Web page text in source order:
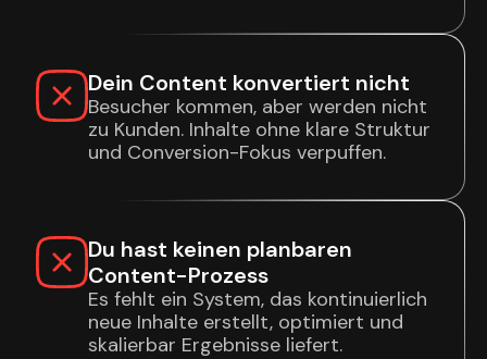
Dein Content konvertiert nicht
Besucher kommen, aber werden nicht
zu Kunden. Inhalte ohne klare Struktur
und Conversion-Fokus verpuffen.
Du hast keinen planbaren
Content-Prozess
Es fehlt ein System, das kontinuierlich
neue Inhalte erstellt, optimiert und
skalierbar Ergebnisse liefert.